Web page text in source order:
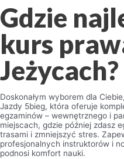
Gdzie
kurs
Jeżycach?
Doskonałym wyborem dla
Jazdy 5bieg, która oferuje
egzaminów – wewnętrznego i
miejscach, gdzie później zdasz
trasami i zmniejszyć stres.
profesjonalnych instruktorów i
podnosi komfort nauki.